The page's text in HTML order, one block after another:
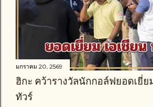
มกราคม 20, 2569
ฮิกะ คว้ารางวัลนักกอล์ฟยอดเยี่ย
ทัวร์